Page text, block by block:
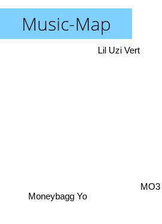
Music-Map
MO3
Moneybagg Yo
Lil Uzi Vert